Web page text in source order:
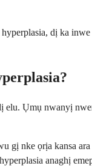
dị ka
Ụmụ nwanyị
gị nke ọrịa kansa
anaghị